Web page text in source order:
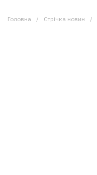
Головна Стрічка новин